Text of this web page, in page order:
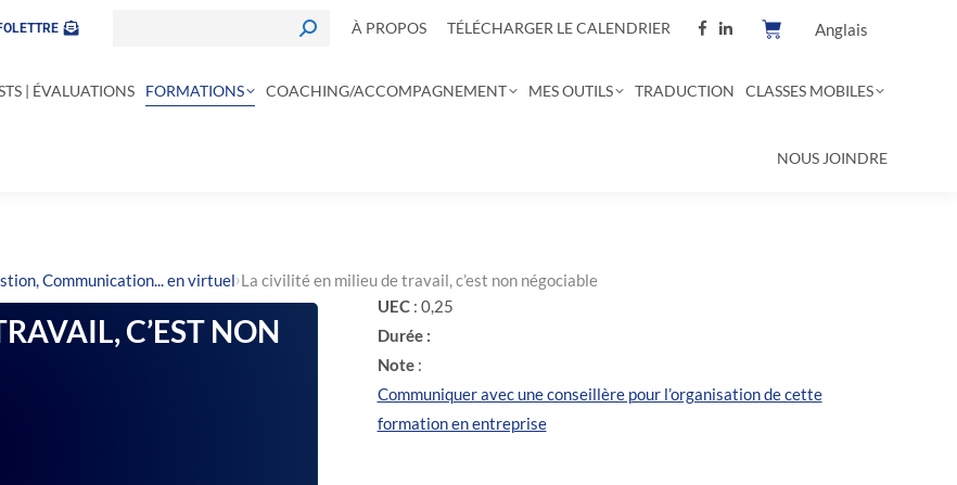
À PROPOS TÉLÉCHARGER LE CALENDRIER Anglais
| ÉVALUATIONS FORMATIONS COACHING/ACCOMPAGNEMENT MES OUTILS TRADUCTION CLASSES MOBILES
NOUS JOINDRE
Communication... en virtuel›La civilité en milieu de travail, c’est non négociable
C’EST NON
UEC: 0,25
Durée :
Note:
Communiquer avec une conseillère pour l’organisation de cette
formation en entreprise